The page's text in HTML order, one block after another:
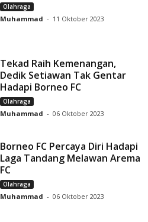
Olahraga
Muhammad - 11 Oktober 2023
Tekad Raih Kemenangan,
Dedik Setiawan Tak Gentar
Hadapi Borneo FC
Olahraga
Muhammad - 06 Oktober 2023
Borneo FC Percaya Diri Hadapi
Laga Tandang Melawan Arema
FC
Olahraga
Muhammad - 06 Oktober 2023